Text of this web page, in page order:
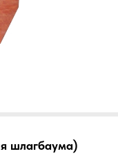
шлагбаума)